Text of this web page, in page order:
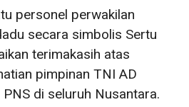
personel perwakilan
secara simbolis Sertu
terimakasih atas
pimpinan TNI AD
di seluruh Nusantara.